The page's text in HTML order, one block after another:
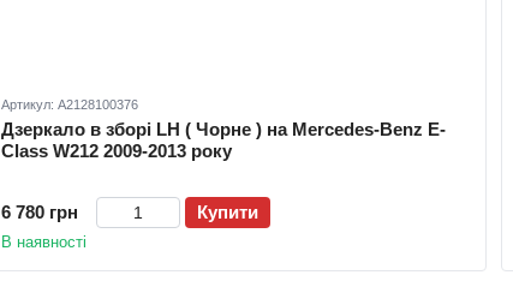
Артикул: A2128100376
Дзеркало в зборі LH ( Чорне ) на Mercedes-Benz E-
Class W212 2009-2013 року
6 780 грн Купити
В наявності